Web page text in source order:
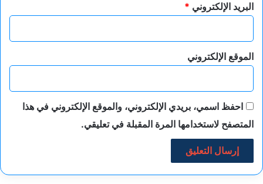
البريد الإلكتروني *
الموقع الإلكتروني
احفظ اسمي، بريدي الإلكتروني، والموقع الإلكتروني في هذا
المتصفح لاستخدامها المرة المقبلة في تعليقي.